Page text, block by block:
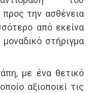
την ασθένεια
από εκείνα
στήριγμα
με ένα θετικό
αξιοποιεί τις